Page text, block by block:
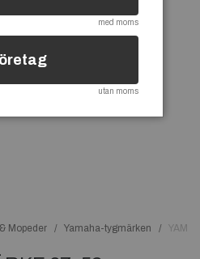
Mopeder Yamaha-tygmärken
med moms
utan moms